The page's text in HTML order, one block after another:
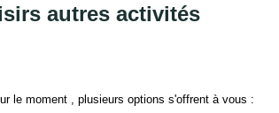
autres activités
le moment , plusieurs options s'offrent à vous :